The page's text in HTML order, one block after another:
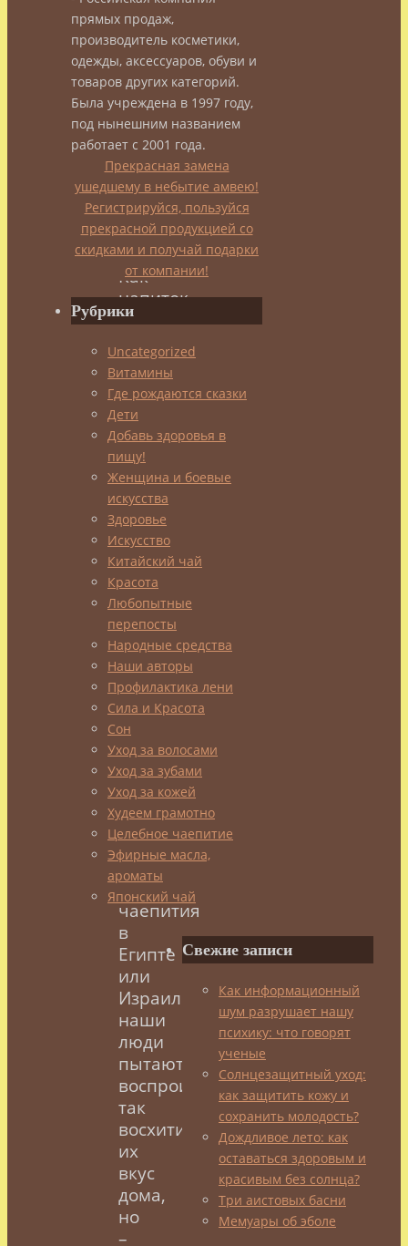
(каркадэ)
admin
08.02.2014
08.02.2014Целебное
чаепитие
Как
напиток,
каркадэ
берет
свое
начало
в
древнем
Египте.
У
этого
чая
на
протяжении
всей
его
истории
существовало
множество
имен:
напиток
фараонов,
королевский
напиток,
суданская
роза.
Часто
после
каркадэ-
чаепития
в
Египте
или
Израиле,
наши
люди
пытаются
воспроизвести
так
восхитивший
их
вкус
дома,
но
–
прямых продаж,
производитель косметики,
одежды, аксессуаров, обуви и
товаров других категорий.
Была учреждена в 1997 году,
под нынешним названием
работает с 2001 года.
Прекрасная замена
ушедшему в небытие амвею!
Регистрируйся, пользуйся
прекрасной продукцией со
скидками и получай подарки
от компании!
Рубрики
Uncategorized
Витамины
Где рождаются сказки
Дети
Добавь здоровья в
пищу!
Женщина и боевые
искусства
Здоровье
Искусство
Китайский чай
Красота
Любопытные
перепосты
Народные средства
Наши авторы
Профилактика лени
Сила и Красота
Сон
Уход за волосами
Уход за зубами
Уход за кожей
Худеем грамотно
Целебное чаепитие
Эфирные масла,
ароматы
Японский чай
Свежие записи
Как информационный
шум разрушает нашу
психику: что говорят
ученые
Солнцезащитный уход:
как защитить кожу и
сохранить молодость?
Дождливое лето: как
оставаться здоровым и
красивым без солнца?
Три аистовых басни
Мемуары об эболе